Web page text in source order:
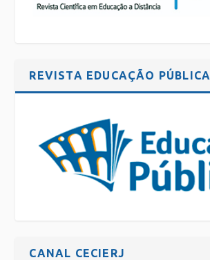
REVISTA EDUCAÇÃO PÚBLICA
CANAL CECIERJ